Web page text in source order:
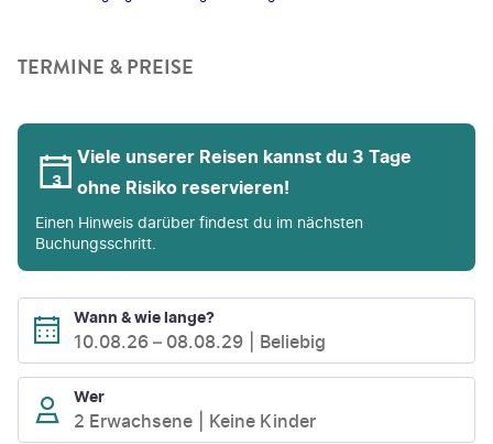
TERMINE & PREISE
Viele unserer Reisen kannst du 3 Tage
ohne Risiko reservieren!
Einen Hinweis darüber findest du im nächsten
Buchungsschritt.
Wann & wie lange?
10.08.26 – 08.08.29 Beliebig
Wer
2 Erwachsene Keine Kinder